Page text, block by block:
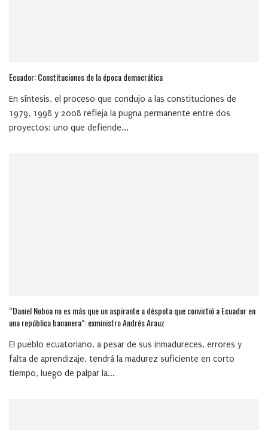
Ecuador: Constituciones de la época democrática
En síntesis, el proceso que condujo a las constituciones de
1979, 1998 y 2008 refleja la pugna permanente entre dos
proyectos: uno que defiende...
“Daniel Noboa no es más que un aspirante a déspota que convirtió a Ecuador en
una república bananera”: exministro Andrés Arauz
El pueblo ecuatoriano, a pesar de sus inmadureces, errores y
falta de aprendizaje, tendrá la madurez suficiente en corto
tiempo, luego de palpar la...